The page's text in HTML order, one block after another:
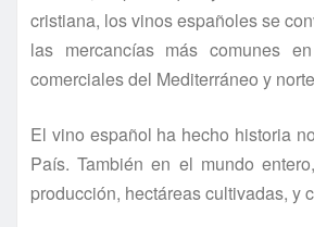
cristiana, los vinos españoles se
las mercancías más comunes
comerciales del Mediterráneo y
El vino español ha hecho historia
País. También en el mundo
producción, hectáreas cultivadas, y